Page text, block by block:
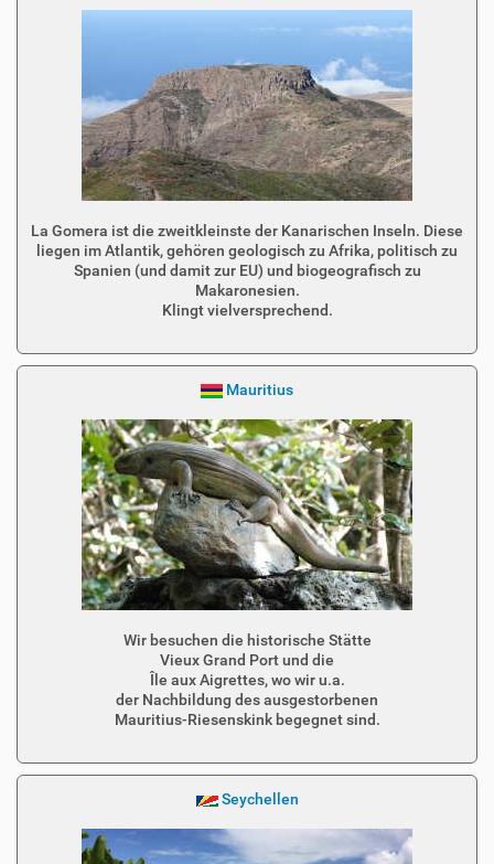
La Gomera ist die zweitkleinste der Kanarischen Inseln. Diese
liegen im Atlantik, gehören geologisch zu Afrika, politisch zu
Spanien (und damit zur EU) und biogeografisch zu
Makaronesien.
Klingt vielversprechend.
Mauritius
Wir besuchen die historische Stätte
Vieux Grand Port und die
Île aux Aigrettes, wo wir u.a.
der Nachbildung des ausgestorbenen
Mauritius-Riesenskink begegnet sind.
Seychellen